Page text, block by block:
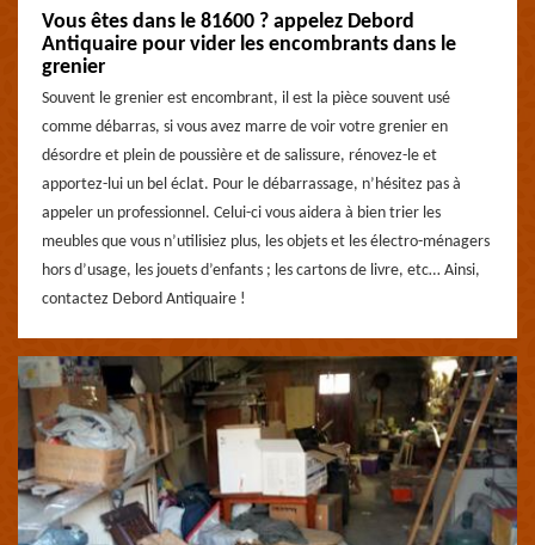
Vous êtes dans le 81600 ? appelez Debord
Antiquaire pour vider les encombrants dans le
grenier
Souvent le grenier est encombrant, il est la pièce souvent usé
comme débarras, si vous avez marre de voir votre grenier en
désordre et plein de poussière et de salissure, rénovez-le et
apportez-lui un bel éclat. Pour le débarrassage, n’hésitez pas à
appeler un professionnel. Celui-ci vous aidera à bien trier les
meubles que vous n’utilisiez plus, les objets et les électro-ménagers
hors d’usage, les jouets d’enfants ; les cartons de livre, etc… Ainsi,
contactez Debord Antiquaire !